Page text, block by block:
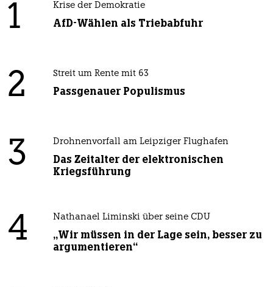
1 Krise der Demokratie
AfD-Wählen als Triebabfuhr
2 Streit um Rente mit 63
Passgenauer Populismus
3 Drohnenvorfall am Leipziger Flughafen
Das Zeitalter der elektronischen
Kriegsführung
4 Nathanael Liminski über seine CDU
„Wir müssen in der Lage sein, besser zu
argumentieren“